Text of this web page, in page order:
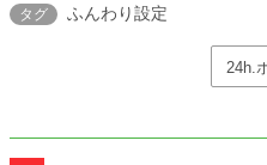
タグ ふんわり設定